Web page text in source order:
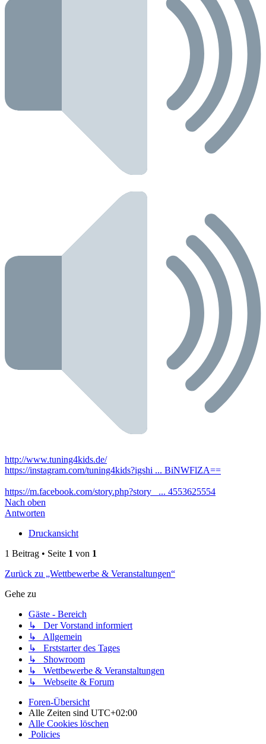
http://www.tuning4kids.de/
https://instagram.com/tuning4kids?igshi ... BiNWFlZA==
https://m.facebook.com/story.php?story_ ... 4553625554
Nach oben
Antworten
Druckansicht
1 Beitrag • Seite 1 von 1
Zurück zu „Wettbewerbe & Veranstaltungen“
Gehe zu
Gäste - Bereich
↳ Der Vorstand informiert
↳ Allgemein
↳ Erststarter des Tages
↳ Showroom
↳ Wettbewerbe & Veranstaltungen
↳ Webseite & Forum
Foren-Übersicht
Alle Zeiten sind UTC+02:00
Alle Cookies löschen
Policies